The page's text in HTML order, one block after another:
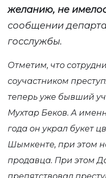
желанию, не
сообщении
госслужбы.
Отметим, что с
соучастником
теперь уже бывший
Мухтар Беков. А
года он украл букет
Шымкенте, при этом
продавца. При этом